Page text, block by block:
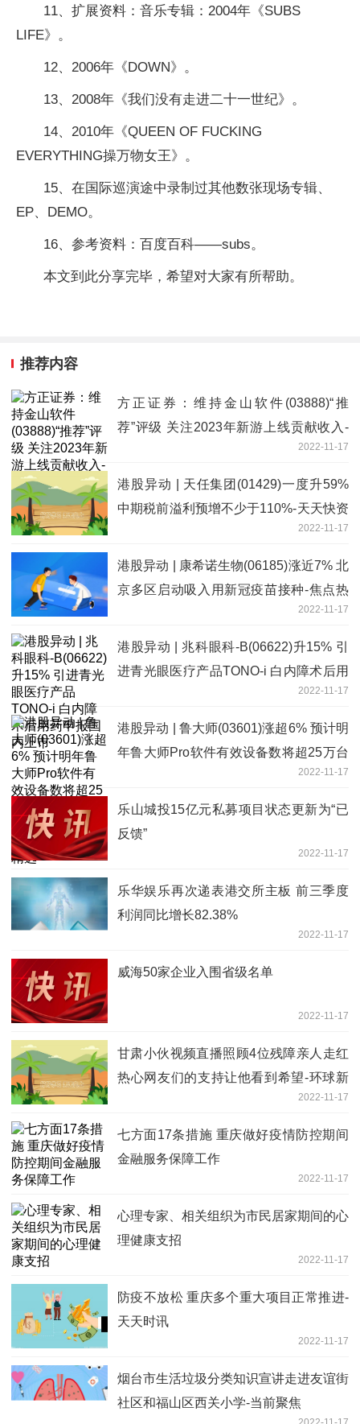
11、扩展资料：音乐专辑：2004年《SUBS
LIFE》。
12、2006年《DOWN》。
13、2008年《我们没有走进二十一世纪》。
14、2010年《QUEEN OF FUCKING
EVERYTHING操万物女王》。
15、在国际巡演途中录制过其他数张现场专辑、
EP、DEMO。
16、参考资料：百度百科——subs。
本文到此分享完毕，希望对大家有所帮助。
推荐内容
方正证券：维持金山软件(03888)“推
荐”评级 关注2023年新游上线贡献收入-
2022-11-17
港股异动 | 天任集团(01429)一度升59%
中期税前溢利预增不少于110%-天天快资
2022-11-17
港股异动 | 康希诺生物(06185)涨近7% 北
京多区启动吸入用新冠疫苗接种-焦点热
2022-11-17
港股异动 | 兆科眼科-B(06622)升15% 引
进青光眼医疗产品TONO-i 白内障术后用
2022-11-17
港股异动 | 鲁大师(03601)涨超6% 预计明
年鲁大师Pro软件有效设备数将超25万台
该软件将有望成为集团新的业务增长点-
今日精选
2022-11-17
乐山城投15亿元私募项目状态更新为“已
反馈”
2022-11-17
乐华娱乐再次递表港交所主板 前三季度
利润同比增长82.38%
2022-11-17
威海50家企业入围省级名单
2022-11-17
甘肃小伙视频直播照顾4位残障亲人走红
热心网友们的支持让他看到希望-环球新
2022-11-17
七方面17条措施 重庆做好疫情防控期间
金融服务保障工作
2022-11-17
心理专家、相关组织为市民居家期间的心
理健康支招
2022-11-17
防疫不放松 重庆多个重大项目正常推进-
天天时讯
2022-11-17
烟台市生活垃圾分类知识宣讲走进友谊街
社区和福山区西关小学-当前聚焦